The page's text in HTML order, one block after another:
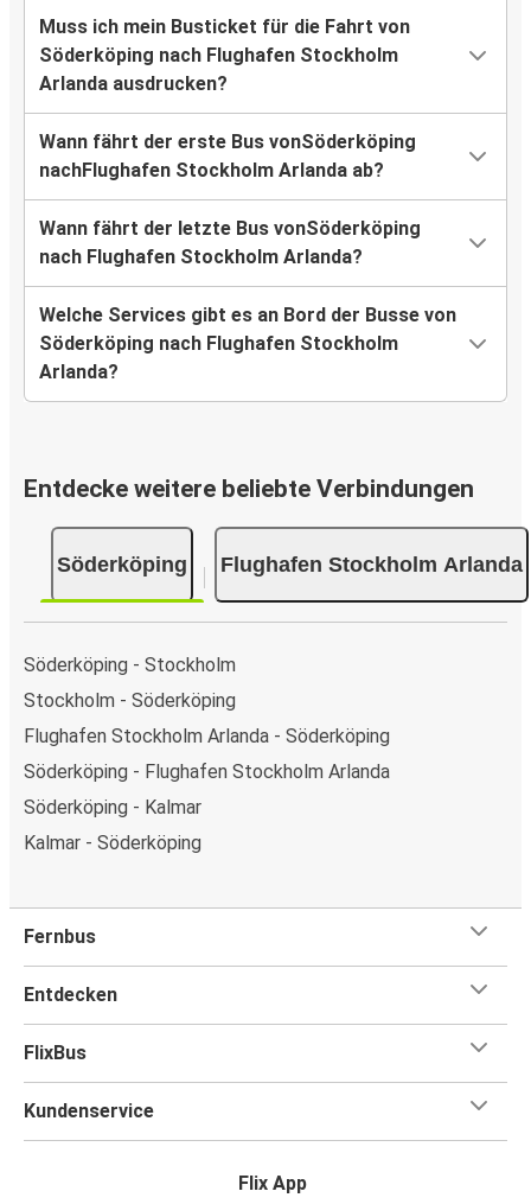
Muss ich mein Busticket für die Fahrt von
Söderköping nach Flughafen Stockholm
Arlanda ausdrucken?
Wann fährt der erste Bus vonSöderköping
nachFlughafen Stockholm Arlanda ab?
Wann fährt der letzte Bus vonSöderköping
nach Flughafen Stockholm Arlanda?
Welche Services gibt es an Bord der Busse von
Söderköping nach Flughafen Stockholm
Arlanda?
Entdecke weitere beliebte Verbindungen
Söderköping Flughafen Stockholm Arlanda
Söderköping - Stockholm
Stockholm - Söderköping
Flughafen Stockholm Arlanda - Söderköping
Söderköping - Flughafen Stockholm Arlanda
Söderköping - Kalmar
Kalmar - Söderköping
Fernbus
Entdecken
FlixBus
Kundenservice
Flix App